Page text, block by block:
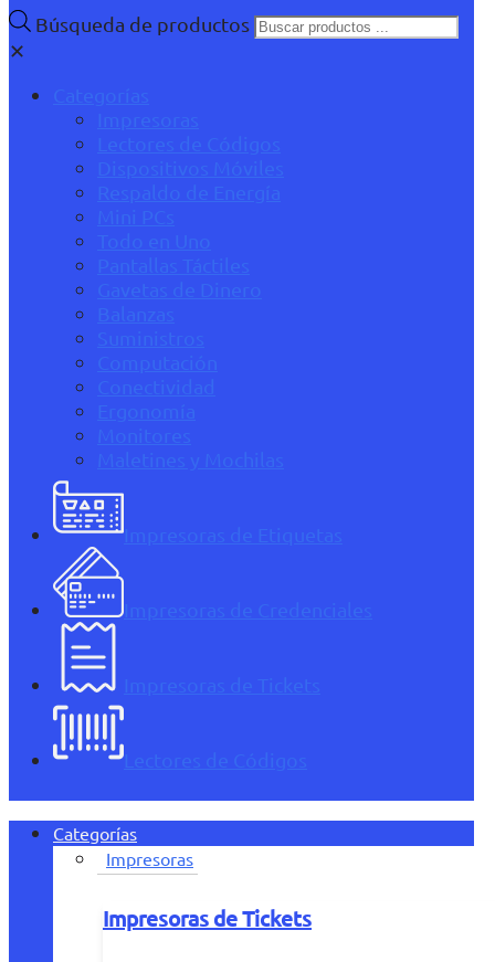
Búsqueda de productos
✕
Categorías
Impresoras
Lectores de Códigos
Dispositivos Móviles
Respaldo de Energía
Mini PCs
Todo en Uno
Pantallas Táctiles
Gavetas de Dinero
Balanzas
Suministros
Computación
Conectividad
Ergonomía
Monitores
Maletines y Mochilas
Impresoras de Etiquetas
Impresoras de Credenciales
Impresoras de Tickets
Lectores de Códigos
Categorías
Impresoras
Impresoras de Tickets